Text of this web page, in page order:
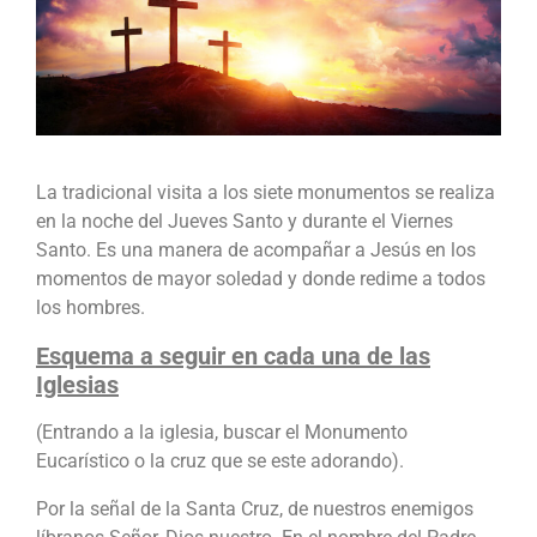
La tradicional visita a los siete monumentos se realiza
en la noche del Jueves Santo y durante el Viernes
Santo. Es una manera de acompañar a Jesús en los
momentos de mayor soledad y donde redime a todos
los hombres.
Esquema a seguir en cada una de las
Iglesias
(Entrando a la iglesia, buscar el Monumento
Eucarístico o la cruz que se este adorando).
Por la señal de la Santa Cruz, de nuestros enemigos